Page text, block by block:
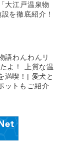
大江戸温泉物
を徹底紹介！
語わんわんリ
よ！ 上質な温
満喫！| 愛犬と
ットもご紹介